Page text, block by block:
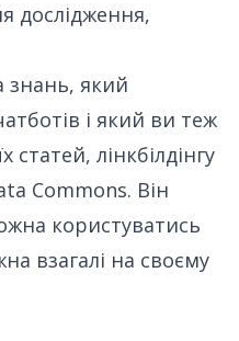
дослідження,
знань, який
і який ви теж
статей, лінкбілдінгу
Commons. Він
користуватись
взагалі на своєму